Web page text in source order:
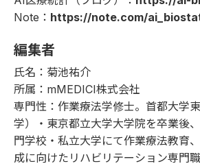
Note： https://note.com/
編集者
氏名：菊池祐介
所属：mMEDICI株式会社
専門性：作業療法学修士。首都大学
学）・東京都立大学大学院を卒業後
門学校・私立大学にて作業療法教育
成に向けたリハビリテーション専門